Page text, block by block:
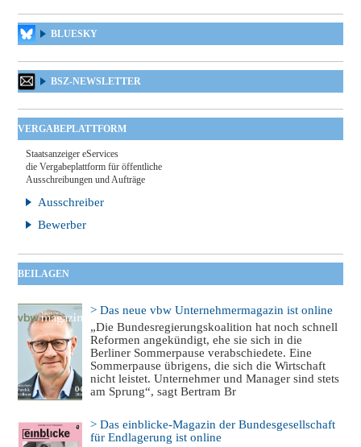
BLUESKY
BSZ-NEWSLETTER
VERGABEPLATTFORM
Staatsanzeiger eServices
die Vergabeplattform für öffentliche
Ausschreibungen und Aufträge
Ausschreiber
Bewerber
BEILAGEN
> Das neue vbw Unternehmermagazin ist online
„Die Bundesregierungskoalition hat noch schnell
Reformen angekündigt, ehe sie sich in die
Berliner Sommerpause verabschiedete. Eine
Sommerpause übrigens, die sich die Wirtschaft
nicht leistet. Unternehmer und Manager sind stets
am Sprung“, sagt Bertram Br
> Das einblicke-Magazin der Bundesgesellschaft
für Endlagerung ist online